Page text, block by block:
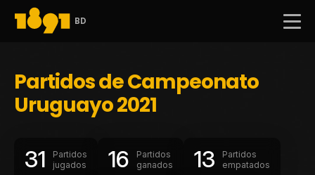
BD
Partidos de Campeonato
Uruguayo 2021
31
Partidos
jugados
16
Partidos
ganados
13
Partidos
empatados